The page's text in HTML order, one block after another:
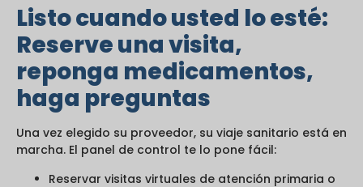
Listo cuando usted lo esté:
Reserve una visita,
reponga medicamentos,
haga preguntas
Una vez elegido su proveedor, su viaje sanitario está en
marcha. El panel de control te lo pone fácil:
Reservar visitas virtuales de atención primaria o